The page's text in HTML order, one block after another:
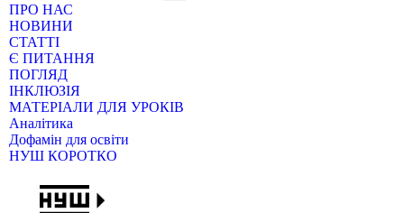
ПРО НАС
НОВИНИ
СТАТТІ
Є ПИТАННЯ
ПОГЛЯД
ІНКЛЮЗІЯ
МАТЕРІАЛИ ДЛЯ УРОКІВ
Аналітика
Дофамін для освіти
НУШ КОРОТКО